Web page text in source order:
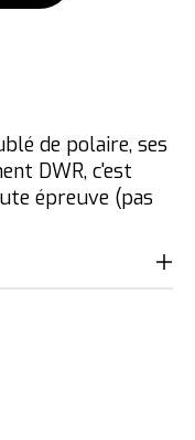
de polaire, ses
DWR, c'est
épreuve (pas